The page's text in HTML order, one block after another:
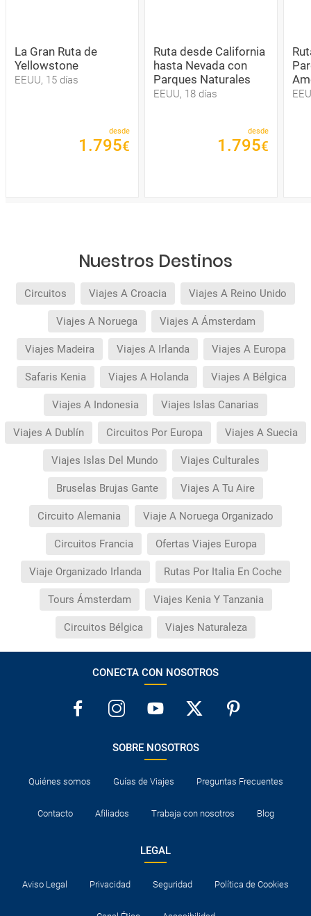
La Gran Ruta de
Yellowstone
EEUU, 15 días
desde
1 .795€
Ruta desde California
hasta Nevada con
Parques Naturales
EEUU, 18 días
desde
1 .795€
Nuestros Destinos
Circuitos Viajes A Croacia Viajes A Reino Unido
Viajes A Noruega Viajes A Ámsterdam
Viajes Madeira Viajes A Irlanda Viajes A Europa
Safaris Kenia Viajes A Holanda Viajes A Bélgica
Viajes A Indonesia Viajes Islas Canarias
Viajes A Dublín Circuitos Por Europa Viajes A Suecia
Viajes Islas Del Mundo Viajes Culturales
Bruselas Brujas Gante Viajes A Tu Aire
Circuito Alemania Viaje A Noruega Organizado
Circuitos Francia Ofertas Viajes Europa
Viaje Organizado Irlanda Rutas Por Italia En Coche
Tours Ámsterdam Viajes Kenia Y Tanzania
Circuitos Bélgica Viajes Naturaleza
CONECTA CON NOSOTROS
SOBRE NOSOTROS
Quiénes somos Guías de Viajes Preguntas Frecuentes
Contacto Afiliados Trabaja con nosotros Blog
LEGAL
Aviso Legal Privacidad Seguridad Política de Cookies